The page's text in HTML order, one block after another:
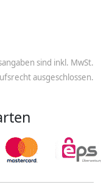
sind inkl. MwSt.
ausgeschlossen.